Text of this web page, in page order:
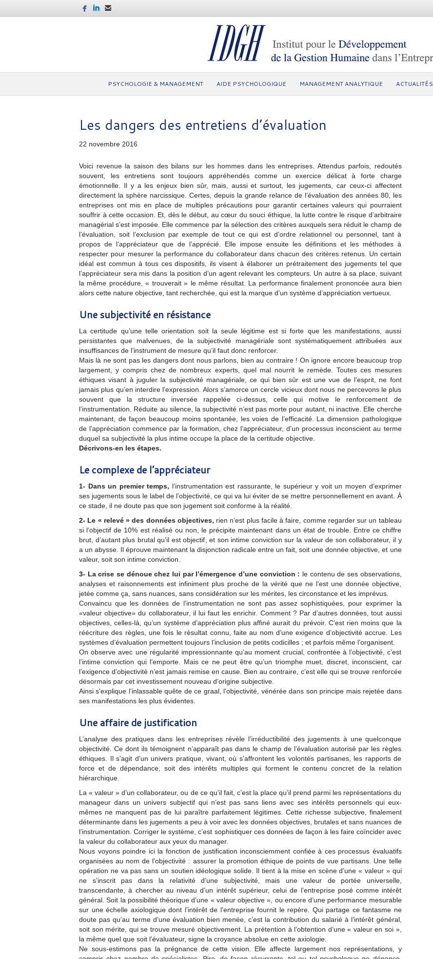
PSYCHOLOGIE & MANAGEMENT AIDE PSYCHOLOGIQUE MANAGEMENT ANALYTIQUE ACTUALITÉS
Les dangers des entretiens d’évaluation
22 novembre 2016
Voici revenue la saison des bilans sur les hommes dans les entreprises. Attendus parfois, redoutés
souvent, les entretiens sont toujours appréhendés comme un exercice délicat à forte charge
émotionnelle. Il y a les enjeux bien sûr, mais, aussi et surtout, les jugements, car ceux-ci affectent
directement la sphère narcissique. Certes, depuis la grande relance de l’évaluation des années 80, les
entreprises ont mis en place de multiples précautions pour garantir certaines valeurs qui pourraient
souffrir à cette occasion. Et, dès le début, au cœur du souci éthique, la lutte contre le risque d’arbitraire
managérial s’est imposée. Elle commence par la sélection des critères auxquels sera réduit le champ de
l’évaluation, soit l’exclusion par exemple de tout ce qui est d’ordre relationnel ou personnel, tant à
propos de l’appréciateur que de l’apprécié. Elle impose ensuite les définitions et les méthodes à
respecter pour mesurer la performance du collaborateur dans chacun des critères retenus. Un certain
idéal est commun à tous ces dispositifs, ils visent à élaborer un prétraitement des jugements tel que
l’appréciateur sera mis dans la position d’un agent relevant les compteurs. Un autre à sa place, suivant
la même procédure, « trouverait » le même résultat. La performance finalement prononcée aura bien
alors cette nature objective, tant recherchée, qui est la marque d’un système d’appréciation vertueux.
Une subjectivité en résistance
La certitude qu’une telle orientation soit la seule légitime est si forte que les manifestations, aussi
persistantes que malvenues, de la subjectivité managériale sont systématiquement attribuées aux
insuffisances de l’instrument de mesure qu’il faut donc renforcer.
Mais là ne sont pas les dangers dont nous parlons, bien au contraire ! On ignore encore beaucoup trop
largement, y compris chez de nombreux experts, quel mal nourrit le remède. Toutes ces mesures
éthiques visant à juguler la subjectivité managériale, ce qui bien sûr est une vue de l’esprit, ne font
jamais plus qu’en interdire l’expression. Alors s’amorce un cercle vicieux dont nous ne percevons le plus
souvent que la structure inversée rappelée ci-dessus, celle qui motive le renforcement de
l’instrumentation. Réduite au silence, la subjectivité n’est pas morte pour autant, ni inactive. Elle cherche
maintenant, de façon beaucoup moins spontanée, les voies de l’efficacité. La dimension pathologique
de l’appréciation commence par la formation, chez l’appréciateur, d’un processus inconscient au terme
duquel sa subjectivité la plus intime occupe la place de la certitude objective.
Décrivons-en les étapes.
Le complexe de l’appréciateur
1- Dans un premier temps, l’instrumentation est rassurante, le supérieur y voit un moyen d’exprimer
ses jugements sous le label de l’objectivité, ce qui va lui éviter de se mettre personnellement en avant. À
ce stade, il ne doute pas que son jugement soit conforme à la réalité.
2- Le « relevé » des données objectives, rien n’est plus facile à faire, comme regarder sur un tableau
si l’objectif de 10% est réalisé ou non, le précipite maintenant dans un état de trouble. Entre ce chiffre
brut, d’autant plus brutal qu’il est objectif, et son intime conviction sur la valeur de son collaborateur, il y
a un abysse. Il éprouve maintenant la disjonction radicale entre un fait, soit une donnée objective, et une
valeur, soit son intime conviction.
3- La crise se dénoue chez lui par l’émergence d’une conviction : le contenu de ses observations,
analyses et raisonnements est infiniment plus proche de la vérité que ne l’est une donnée objective,
jetée comme ça, sans nuances, sans considération sur les mérites, les circonstance et les imprévus.
Convaincu que les données de l’instrumentation ne sont pas assez sophistiquées, pour exprimer la
«valeur objective» du collaborateur, il lui faut les enrichir. Comment ? Par d’autres données, tout aussi
objectives, celles-là, qu’un système d’appréciation plus affiné aurait du prévoir. C’est rien moins que la
réécriture des règles, une fois le résultat connu, faite au nom d’une exigence d’objectivité accrue. Les
systèmes d’évaluation permettent toujours l’inclusion de petits codicilles ; et parfois même l’organisent.
On observe avec une régularité impressionnante qu’au moment crucial, confrontée à l’objectivité, c’est
l’intime conviction qui l’emporte. Mais ce ne peut être qu’un triomphe muet, discret, inconscient, car
l’exigence d’objectivité n’est jamais remise en cause. Bien au contraire, c’est elle qui se trouve renforcée
désormais par cet investissement nouveau d’origine subjective.
Ainsi s’explique l’inlassable quête de ce graal, l’objectivité, vénérée dans son principe mais rejetée dans
ses manifestations les plus évidentes.
Une affaire de justification
L’analyse des pratiques dans les entreprises révèle l’irréductibilité des jugements à une quelconque
objectivité. Ce dont ils témoignent n’apparaît pas dans le champ de l’évaluation autorisé par les règles
éthiques. Il s’agit d’un univers pratique, vivant, où s’affrontent les volontés partisanes, les rapports de
force et de dépendance, soit des intérêts multiples qui forment le contenu concret de la relation
hiérarchique.
La « valeur » d’un collaborateur, ou de ce qu’il fait, c’est la place qu’il prend parmi les représentations du
manageur dans un univers subjectif qui n’est pas sans liens avec ses intérêts personnels qui eux-
mêmes ne manquent pas de lui paraître parfaitement légitimes. Cette richesse subjective, finalement
déterminante dans les jugements a peu à voir avec les données objectives, brutales et sans nuances de
l’instrumentation. Corriger le système, c’est sophistiquer ces données de façon à les faire coïncider avec
la valeur du collaborateur aux yeux du manager.
Nous voyons poindre ici la fonction de justification inconsciemment confiée à ces processus évaluatifs
organisées au nom de l’objectivité : assurer la promotion éthique de points de vue partisans. Une telle
opération ne va pas sans un soutien idéologique solide. Il tient à la mise en scène d’une « valeur » qui
ne s’inscrit pas dans la relativité d’une subjectivité, mais une valeur de portée universelle,
transcendante, à chercher au niveau d’un intérêt supérieur, celui de l’entreprise posé comme intérêt
général. Soit la possibilité théorique d’une « valeur objective », ou encore d’une performance mesurable
sur une échelle axiologique dont l’intérêt de l’entreprise fournit le repère. Qui partage ce fantasme ne
doute pas qu’au terme d’une évaluation bien menée, c’est la contribution du salarié à l’intérêt général,
soit son mérite, qui se trouve mesuré objectivement. La prétention à l’obtention d’une « valeur en soi »,
la même quel que soit l’évaluateur, signe la croyance absolue en cette axiologie.
Ne sous-estimons pas la prégnance de cette vision. Elle affecte largement nos représentations, y